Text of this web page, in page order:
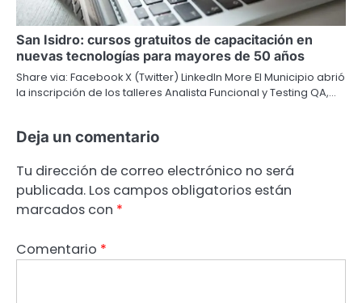
San Isidro: cursos gratuitos de capacitación en
nuevas tecnologías para mayores de 50 años
Share via: Facebook X (Twitter) LinkedIn More El Municipio abrió
la inscripción de los talleres Analista Funcional y Testing QA,…
Deja un comentario
Tu dirección de correo electrónico no será
publicada. Los campos obligatorios están
marcados con *
Comentario *